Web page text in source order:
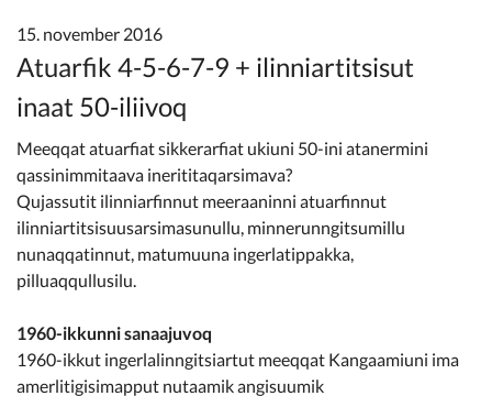
Imminut sullinneq
Kommunimi pilersaarut
Kommune pillugu
15. november 2016
Atuarfik 4-5-6-7-9 + ilinniartitsisut
inaat 50-iliivoq
Meeqqat atuarfiat sikkerarfiat ukiuni 50-ini atanermini
qassinimmitaava inerititaqarsimava?
Qujassutit ilinniarfinnut meeraaninni atuarfinnut
ilinniartitsisuusarsimasunullu, minnerunngitsumillu
nunaqqatinnut, matumuuna ingerlatippakka,
pilluaqqullusilu.
1960-ikkunni sanaajuvoq
1960-ikkut ingerlalinngitsiartut meeqqat Kangaamiuni ima
amerlitigisimapput nutaamik angisuumik